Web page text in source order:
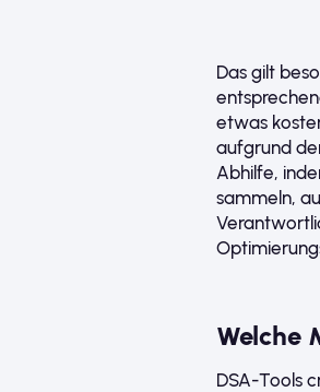
Das gilt
etwas
aufgrund
Abhilfe,
sammeln,
Welche
DSA-Tools